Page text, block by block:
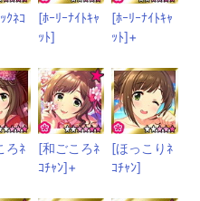
ｸﾈｺ
[ﾎｰﾘｰﾅｲﾄｷｬ
ｯﾄ]
[ﾎｰﾘｰﾅｲﾄｷｬ
ｯﾄ]+
ろﾈ
[和ごころﾈ
ｺﾁｬﾝ]+
[ほっこりﾈ
ｺﾁｬﾝ]